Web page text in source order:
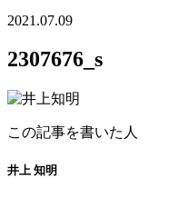
2021.07.09
2307676_s
この記事を書いた人
井上 知明